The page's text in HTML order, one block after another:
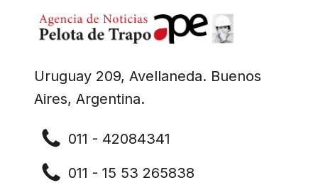
Uruguay 209, Avellaneda. Buenos
Aires, Argentina.
011 - 42084341
011 - 15 53 265838